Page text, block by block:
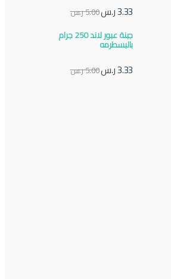
3.33ر.س5.00ر.س
جبنة عبور لاند 250 جرام
بالبسطرمه
3.33ر.س5.00ر.س